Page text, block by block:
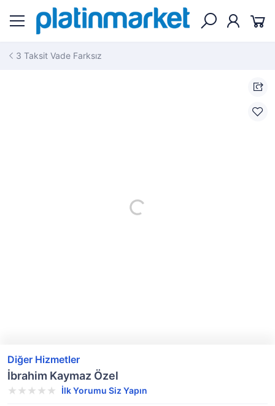
3 Taksit Vade Farksız
Diğer Hizmetler
İbrahim Kaymaz Özel
İlk Yorumu Siz Yapın